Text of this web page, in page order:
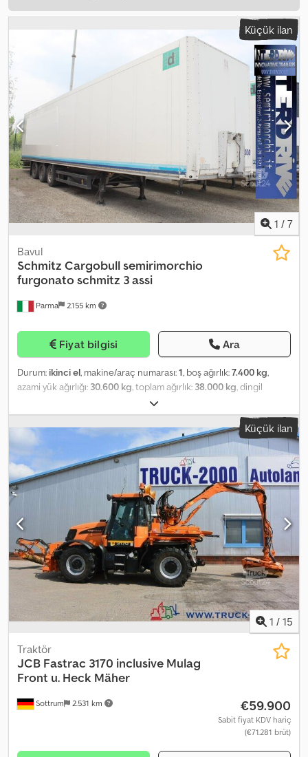
Küçük ilan
1 / 7
Parma 2.155 km
Bavul
Schmitz Cargobullsemirimorchio
furgonato schmitz 3 assi
Fiyat bilgisi Ara
Durum: ikinci el, makine/araç numarası:1, boş ağırlık:7.400 kg,
azami yük ağırlığı: 30.600 kg, toplam ağırlık: 38.000 kg, dingil
, ilk tescil:11/2006
(TÜV):01/2024, yükleme alanı uzunluğu:13.650 mm, yükleme alanı
genişliği:2.500 mm, yükleme alanı yüksekliği:2.700 mm
süspansiyon:
, lastik boyutu:385.55 r 22.5, renk:beyaz, Üretim
2006 , Donanım:ABS, Used Schmitz box semi-trailer, 3 axles
with disc brakes and air suspension, ABS, Ferroplast box body with
rear doors and closed roof, galvanized chassis, internal load
height 2.70 m, internal rack, year 2006, valid inspection until
30.01.2024 – Dealer: INTERDRIVE SRL – Parma. Djdomxl E Djpfx Ag
Sekr
Küçük ilan
1 / 15
Sottrum 2.531 km
Traktör
JCB Fastrac 3170 inclusive Mulag
Front u. Heck Mäher
€59.900
Sabit fiyat KDV hariç
(€71.281 brüt)